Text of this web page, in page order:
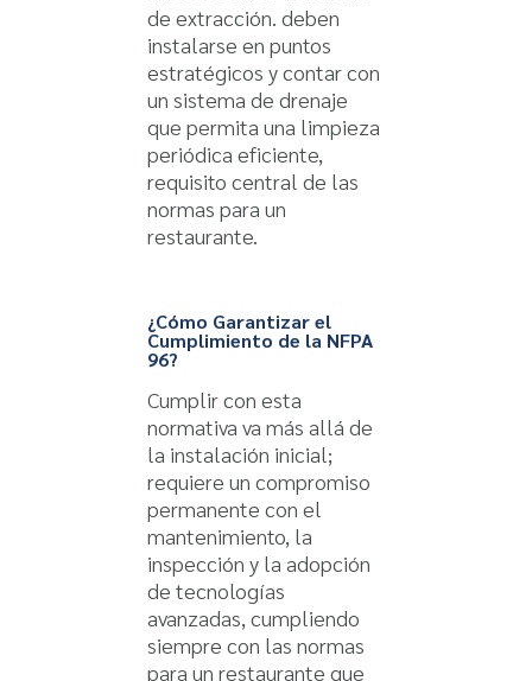
de extracción. deben
instalarse en puntos
estratégicos y contar con
un sistema de drenaje
que permita una limpieza
periódica eficiente,
requisito central de las
normas para un
restaurante.
¿Cómo Garantizar el
Cumplimiento de la NFPA
96?
Cumplir con esta
normativa va más allá de
la instalación inicial;
requiere un compromiso
permanente con el
mantenimiento, la
inspección y la adopción
de tecnologías
avanzadas, cumpliendo
siempre con las normas
para un restaurante que